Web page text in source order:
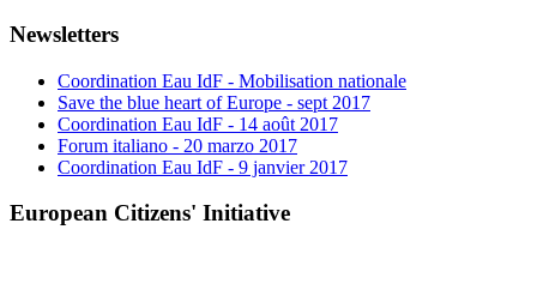
Newsletters
Coordination Eau IdF - Mobilisation nationale
Save the blue heart of Europe - sept 2017
Coordination Eau IdF - 14 août 2017
Forum italiano - 20 marzo 2017
Coordination Eau IdF - 9 janvier 2017
European Citizens' Initiative